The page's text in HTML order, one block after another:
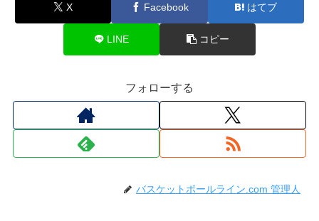
X Facebook はてブ
LINE コピー
フォローする
バスケットボールライン.com 管理人